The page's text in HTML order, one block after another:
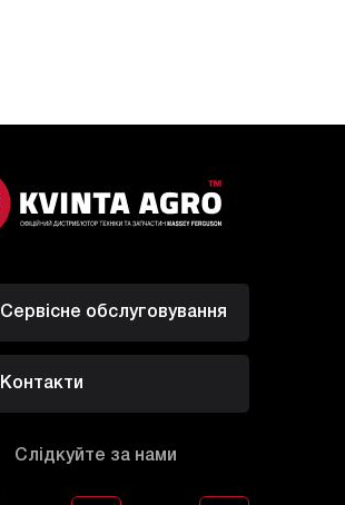
Сервісне обслуговування
Контакти
Слідкуйте за нами